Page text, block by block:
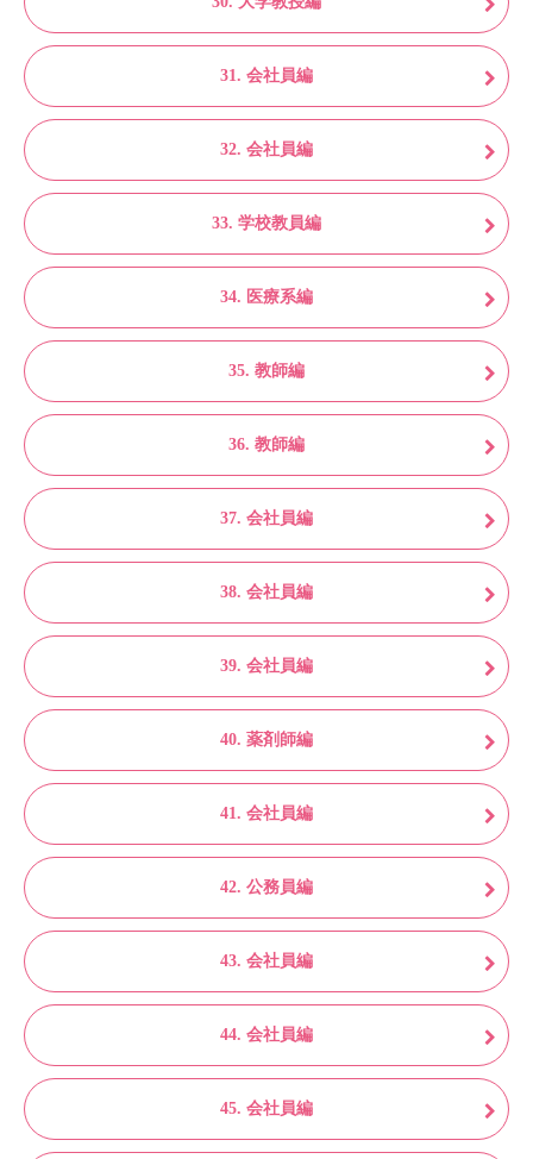
31. 会社員編
32. 会社員編
33. 学校教員編
34. 医療系編
35. 教師編
36. 教師編
37. 会社員編
38. 会社員編
39. 会社員編
40. 薬剤師編
41. 会社員編
42. 公務員編
43. 会社員編
44. 会社員編
45. 会社員編